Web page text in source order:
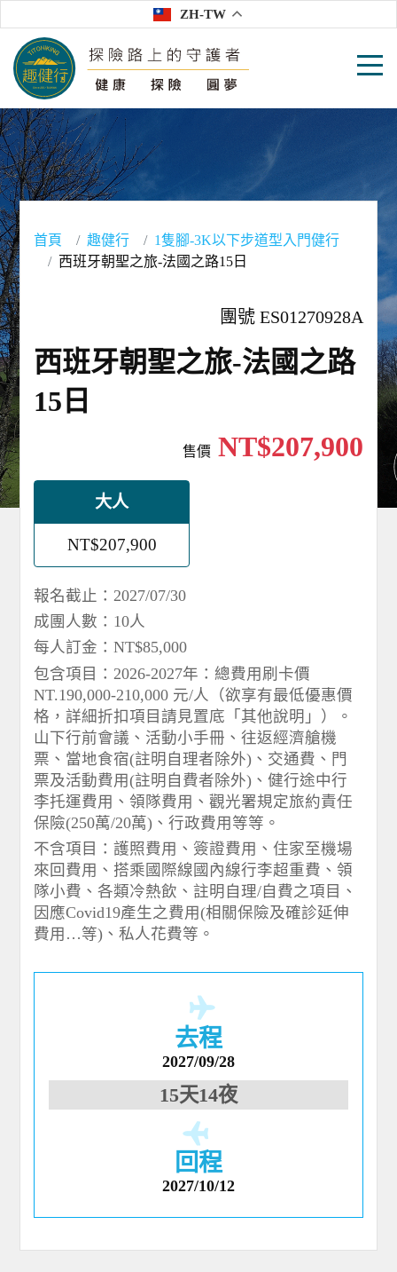
ZH-TW
首頁 趣健行
1隻腳-3K以下步道型入門健行
西班牙朝聖之旅-法國之路15日
團號 ES01270928A
西班牙朝聖之旅-法國之路
15日
售價NT$207,900
大人
NT$207,900
報名截止：2027/07/30
成團人數：10人
每人訂金：NT$85,000
包含項目：2026-2027年：總費用刷卡價
NT.190,000-210,000 元/人（欲享有最低優惠價
格，詳細折扣項目請見置底「其他說明」）。
山下行前會議、活動小手冊、往返經濟艙機
票、當地食宿(註明自理者除外)、交通費、門
票及活動費用(註明自費者除外)、健行途中行
李托運費用、領隊費用、觀光署規定旅約責任
保險(250萬/20萬)、行政費用等等。
不含項目：護照費用、簽證費用、住家至機場
來回費用、搭乘國際線國內線行李超重費、領
隊小費、各類冷熱飲、註明自理/自費之項目、
因應Covid19產生之費用(相關保險及確診延伸
費用…等)、私人花費等。
去程
2027/09/28
15天14夜
回程
2027/10/12